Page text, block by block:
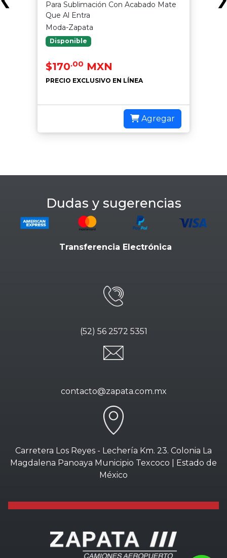
Para Sublimación Con Acabado Mate
Que Al Entra
Moda-Zapata
Disponible
$170 .00 MXN
PRECIO EXCLUSIVO EN LÍNEA
Agregar
Dudas y sugerencias
Transferencia Electrónica
(52) 56 2572 5351
contacto@zapata.com.mx
Carretera Los Reyes - Lechería Km. 23. Colonia La
Magdalena Panoaya Municipio Texcoco | Estado de
México